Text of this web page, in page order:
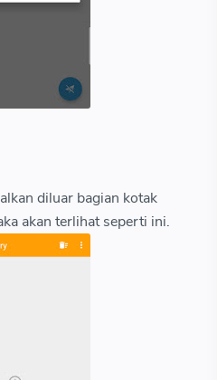
diluar bagian kotak
akan terlihat seperti ini.